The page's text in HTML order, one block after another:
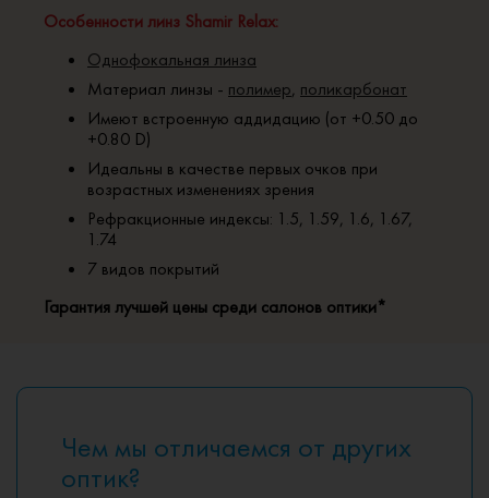
Особенности линз Shamir Relax:
Однофокальная линза
Материал линзы - полимер, поликарбонат
Имеют встроенную аддидацию (от +0.50 до
+0.80 D)
Идеальны в качестве первых очков при
возрастных изменениях зрения
Рефракционные индексы: 1.5, 1.59, 1.6, 1.67,
1.74
7 видов покрытий
Гарантия лучшей цены среди салонов оптики*
Чем мы отличаемся от других
оптик?